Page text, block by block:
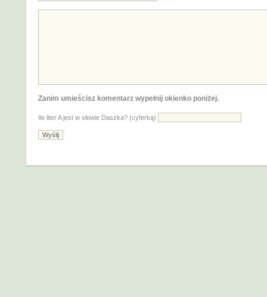
Zanim umieścisz komentarz wypełnij okienko poniżej.
Ile liter A jest w słowie Daszka? (cyferką)